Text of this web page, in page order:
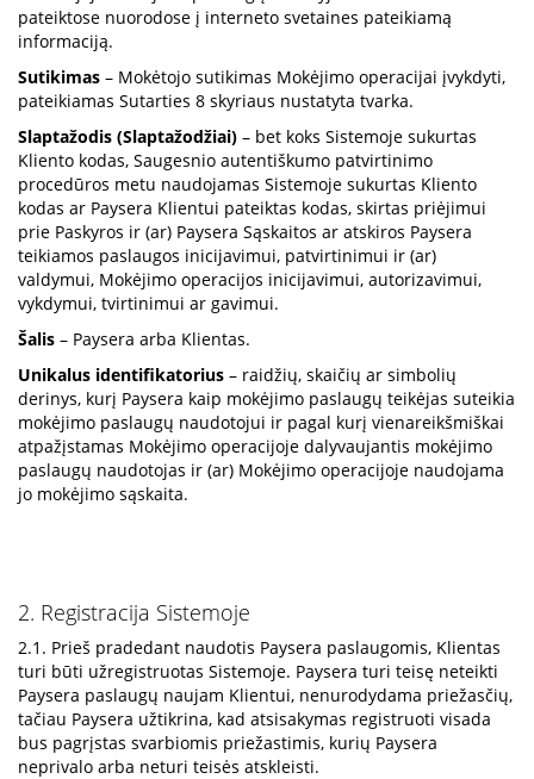
pateiktose nuorodose į interneto svetaines pateikiamą
informaciją.
Sutikimas – Mokėtojo sutikimas Mokėjimo operacijai įvykdyti,
pateikiamas Sutarties 8 skyriaus nustatyta tvarka.
Slaptažodis (Slaptažodžiai) – bet koks Sistemoje sukurtas
Kliento kodas, Saugesnio autentiškumo patvirtinimo
procedūros metu naudojamas Sistemoje sukurtas Kliento
kodas ar Paysera Klientui pateiktas kodas, skirtas priėjimui
prie Paskyros ir (ar) Paysera Sąskaitos ar atskiros Paysera
teikiamos paslaugos inicijavimui, patvirtinimui ir (ar)
valdymui, Mokėjimo operacijos inicijavimui, autorizavimui,
vykdymui, tvirtinimui ar gavimui.
Šalis – Paysera arba Klientas.
Unikalus identifikatorius – raidžių, skaičių ar simbolių
derinys, kurį Paysera kaip mokėjimo paslaugų teikėjas suteikia
mokėjimo paslaugų naudotojui ir pagal kurį vienareikšmiškai
atpažįstamas Mokėjimo operacijoje dalyvaujantis mokėjimo
paslaugų naudotojas ir (ar) Mokėjimo operacijoje naudojama
jo mokėjimo sąskaita.
2. Registracija Sistemoje
2.1. Prieš pradedant naudotis Paysera paslaugomis, Klientas
turi būti užregistruotas Sistemoje. Paysera turi teisę neteikti
Paysera paslaugų naujam Klientui, nenurodydama priežasčių,
tačiau Paysera užtikrina, kad atsisakymas registruoti visada
bus pagrįstas svarbiomis priežastimis, kurių Paysera
neprivalo arba neturi teisės atskleisti.